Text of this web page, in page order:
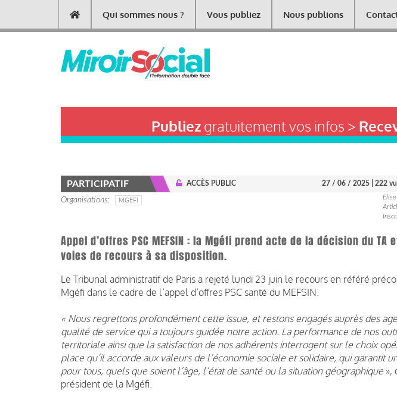
contenu
Main
navigation
Qui sommes nous ? Vous publiez Nous publions
Publiezgratuitement vos infos >
PARTICIPATIF ACCÈS PUBLIC 27 / 06 / 2025 | 222
Organisations MGEFI
Appel d’offres PSC MEFSIN : la Mgéfi prend acte de la décision du
voies de recours à sa disposition.
Le Tribunal administratif de Paris a rejeté lundi 23 juin le recours en référé
Mgéfi dans le cadre de l’appel d’offres PSC santé du MEFSIN.
« Nous regrettons profondément cette issue, et restons engagés auprès des
qualité de service qui a toujours guidée notre action. La performance de nos
territoriale ainsi que la satisfaction de nos adhérents interrogent sur le choix
place qu’il accorde aux valeurs de l’économie sociale et solidaire, qui garantit
pour tous, quels que soient l’âge, l’état de santé ou la situation géographique »,
président de la Mgéfi.